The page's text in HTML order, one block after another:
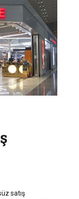
satış